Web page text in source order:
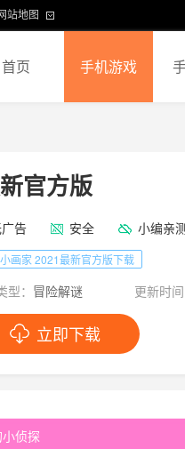
站地图
首页 手机游戏
官方版
告 安全 小编亲
画家 2021最新官方版下载
型： 冒险解谜 更新时间
立即下载
侦探